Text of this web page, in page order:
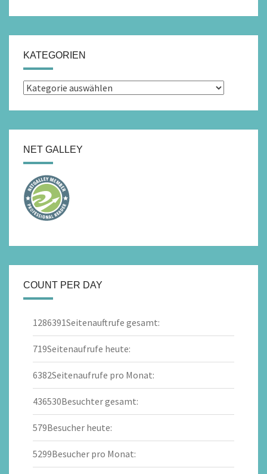
KATEGORIEN
Kategorien
NET GALLEY
COUNT PER DAY
1286391Seitenauftrufe gesamt:
719Seitenaufrufe heute:
6382Seitenaufrufe pro Monat:
436530Besuchter gesamt:
579Besucher heute:
5299Besucher pro Monat: